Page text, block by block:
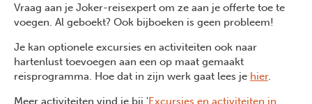
Vraag aan je Joker-reisexpert om ze aan je offerte toe te
voegen. Al geboekt? Ook bijboeken is geen probleem!
Je kan optionele excursies en activiteiten ook naar
hartenlust toevoegen aan een op maat gemaakt
reisprogramma. Hoe dat in zijn werk gaat lees je hier.
Meer activiteiten vind je bij 'Excursies en activiteiten in